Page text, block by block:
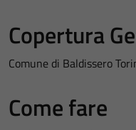
Copertura
Comune di Baldissero
Come fare